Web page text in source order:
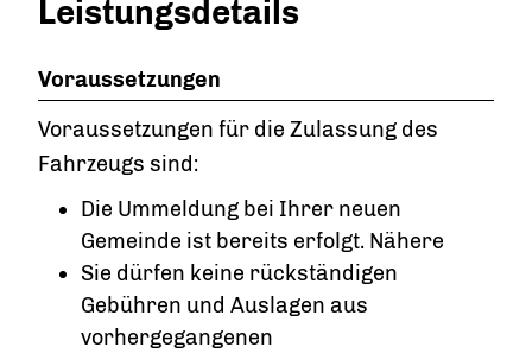
Leistungsdetails
Voraussetzungen
Voraussetzungen für die Zulassung des
Fahrzeugs sind:
Die Ummeldung bei Ihrer neuen
Gemeinde ist bereits erfolgt. Nähere
Sie dürfen keine rückständigen
Gebühren und Auslagen aus
vorhergegangenen